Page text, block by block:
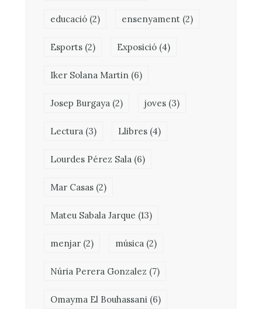
educació (2) ensenyament (2)
Esports (2) Exposició (4)
Iker Solana Martin (6)
Josep Burgaya (2) joves (3)
Lectura (3) Llibres (4)
Lourdes Pérez Sala (6)
Mar Casas (2)
Mateu Sabala Jarque (13)
menjar (2) música (2)
Núria Perera Gonzalez (7)
Omayma El Bouhassani (6)